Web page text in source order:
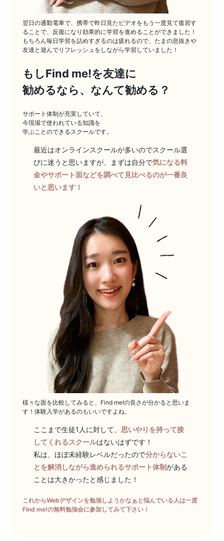
翌日の通勤電車で、携帯で昨日見たビデオをもう一度見て復習す
ることで、反復になり効果的に学習を進めることができました！
もちろん毎日学習を詰めすぎるのは疲れるので、たまの息抜きや
友達と遊んでリフレッシュをしながら学習していました！
もしFind me!を友達に
勧めるなら、なんて勧める？
サポート体制が充実していて、
今現場で使われている知識を
学ぶことのできるスクールです。
最近はオンラインスクールが多いのでスクール選
びに迷うと思いますが、まずは自分で気になる料
金やサポート面などを調べて見比べるのが一番良
いと思います！
様々な面を比較してみると、Find me!の良さが分かると思いま
す！体験入学があるのもいいですよね。
ここまで生徒1人に対して、思いやりを持って接
してくれるスクールはないはずです！
私は、ほぼ未経験レベルだったので分からないこ
とを解消しながら進められるサポート体制がある
ことは大きかったと感じました！
これからWebデザインを勉強しようかなぁと悩んでいる人は一度
Find me!の無料勉強会に参加してみて下さい！